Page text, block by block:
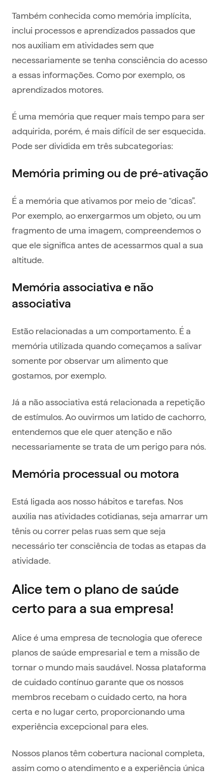
Também conhecida como memória implícita,
inclui processos e aprendizados passados que
nos auxiliam em atividades sem que
necessariamente se tenha consciência do acesso
a essas informações. Como por exemplo, os
aprendizados motores.
É uma memória que requer mais tempo para ser
adquirida, porém, é mais difícil de ser esquecida.
Pode ser dividida em três subcategorias:
Memória priming ou de pré-ativação
É a memória que ativamos por meio de “dicas”.
Por exemplo, ao enxergarmos um objeto, ou um
fragmento de uma imagem, compreendemos o
que ele significa antes de acessarmos qual a sua
altitude.
Memória associativa e não
associativa
Estão relacionadas a um comportamento. É a
memória utilizada quando começamos a salivar
somente por observar um alimento que
gostamos, por exemplo.
Já a não associativa está relacionada a repetição
de estímulos. Ao ouvirmos um latido de cachorro,
entendemos que ele quer atenção e não
necessariamente se trata de um perigo para nós.
Memória processual ou motora
Está ligada aos nosso hábitos e tarefas. Nos
auxilia nas atividades cotidianas, seja amarrar um
tênis ou correr pelas ruas sem que seja
necessário ter consciência de todas as etapas da
atividade.
Alice tem o plano de saúde
certo para a sua empresa!
Alice é uma empresa de tecnologia que oferece
planos de saúde empresarial e tem a missão de
tornar o mundo mais saudável. Nossa plataforma
de cuidado contínuo garante que os nossos
membros recebam o cuidado certo, na hora
certa e no lugar certo, proporcionando uma
experiência excepcional para eles.
Nossos planos têm cobertura nacional completa,
assim como o atendimento e a experiência única